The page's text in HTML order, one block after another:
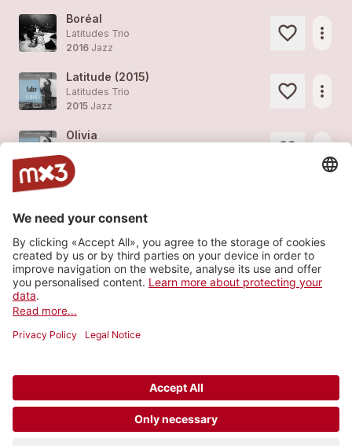
Boréal
Latitudes Trio
2016 Jazz
more_horiz
Latitude (2015)
Latitudes Trio
2015 Jazz
more_horiz
Olivia
2015
2015Jazz
Samarkand
Latitudes Trio
2015Jazz
more_horiz